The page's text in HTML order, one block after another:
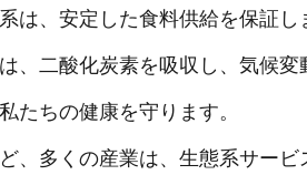
は、安定した食料供給を保証し
、二酸化炭素を吸収し、気候変
たちの健康を守ります。
、多くの産業は、生態系サービ